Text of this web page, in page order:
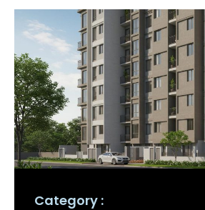
Category